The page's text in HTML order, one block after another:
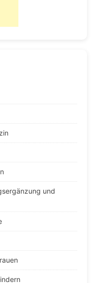
und